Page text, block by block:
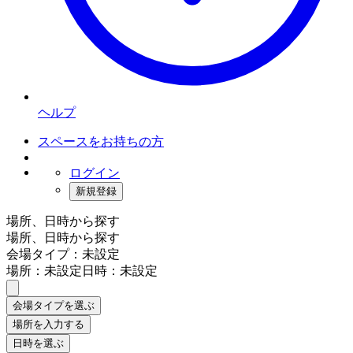
ヘルプ
スペースをお持ちの方
ログイン
新規登録
場所、日時から探す
場所、日時から探す
会場タイプ：未設定
場所：未設定日時：未設定
会場タイプを選ぶ
場所を入力する
日時を選ぶ